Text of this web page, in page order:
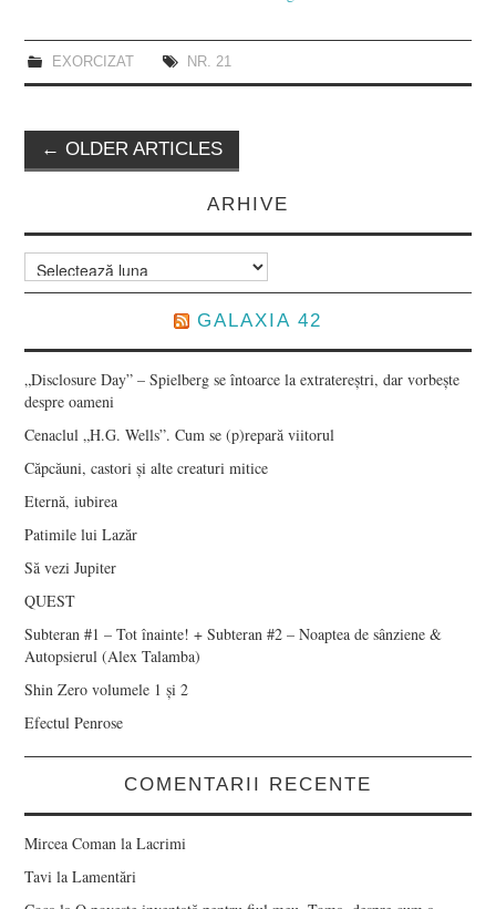
EXORCIZAT NR. 21
Post
navigation
← OLDER ARTICLES
ARHIVE
Arhive
GALAXIA 42
„Disclosure Day” – Spielberg se întoarce la extratereștri, dar vorbește
despre oameni
Cenaclul „H.G. Wells”. Cum se (p)repară viitorul
Căpcăuni, castori și alte creaturi mitice
Eternă, iubirea
Patimile lui Lazăr
Să vezi Jupiter
QUEST
Subteran #1 – Tot înainte! + Subteran #2 – Noaptea de sânziene &
Autopsierul (Alex Talamba)
Shin Zero volumele 1 și 2
Efectul Penrose
COMENTARII RECENTE
Mircea Coman laLacrimi
Tavi laLamentări